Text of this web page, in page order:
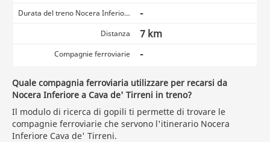
Durata del treno Nocera Inferiore Cava de' Tirreni -
Distanza 7 km
Compagnie ferroviarie -
Quale compagnia ferroviaria utilizzare per recarsi da
Nocera Inferiore a Cava de' Tirreni in treno?
Il modulo di ricerca di gopili ti permette di trovare le
compagnie ferroviarie che servono l'itinerario Nocera
Inferiore Cava de' Tirreni.